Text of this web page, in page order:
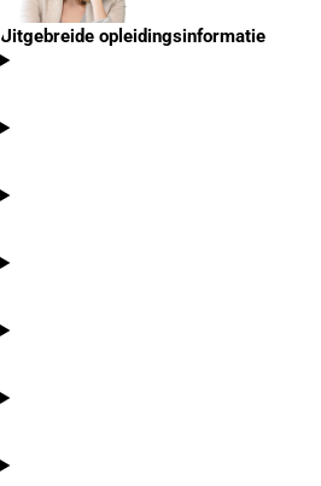
Uitgebreide opleidingsinformatie